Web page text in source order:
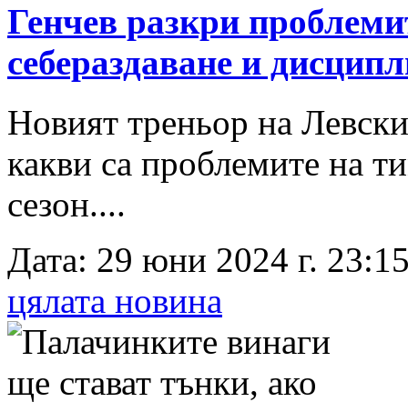
Генчев разкри
себераздаване и
Новият треньор на
какви са проблемите на
сезон....
Дата: 29 юни 2024 г.
цялата новина